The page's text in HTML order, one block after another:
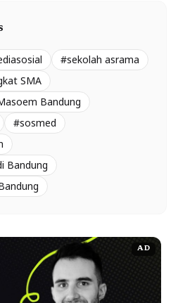
#sekolah asrama
SMA
Bandung
#sosmed
Bandung
AD